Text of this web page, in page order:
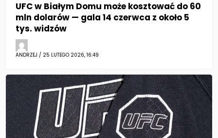
UFC w Białym Domu może kosztować do 60
mln dolarów — gala 14 czerwca z około 5
tys. widzów
ANDRZEJ / 25 LUTEGO 2026, 16:49